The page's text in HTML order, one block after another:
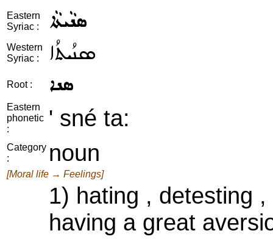
Eastern
Syriac :
ܣܢܵܝܬܵܐ
Western
Syriac :
ܣܢܳܝܬܳܐ
Root : ܣܢܐ
Eastern
phonetic
:
' sné ta:
Category
:
noun
[Moral life → Feelings]
1) hating , detesting
having a great